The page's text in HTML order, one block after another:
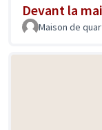
Devant la
Maison de